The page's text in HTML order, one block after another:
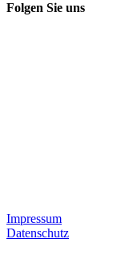
Folgen Sie uns
Impressum
Datenschutz